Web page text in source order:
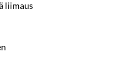
liimaus